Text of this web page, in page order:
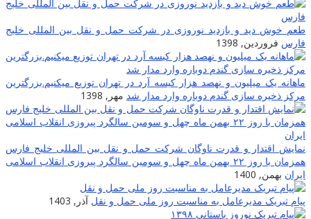
طعم خوش دید و بازدید نوروزی در شرکت حمل و نقل بین المللى خلیج
فارس فروردین, 1398
ماهانه یک میلیون و نهصد هزار کیسه آرد در تهران توزیع میکنیم.بزرگترین
مرکز ذخیره سازی گندم دوباره وارد مدار شد مهر, 1398
نمایش اقتدار و قدرت ناوگان شرکت حمل و نقل بین المللی خلیج فارس
همزمان با روز ۲۲ بهمن ماه چهل و سومین سالگرد پیروزی انقلاب اسلامی
ایران بهمن, 1400
پیام تبریک مدیرعامل به مناسبت روز ملی حمل و نقل آذر, 1403